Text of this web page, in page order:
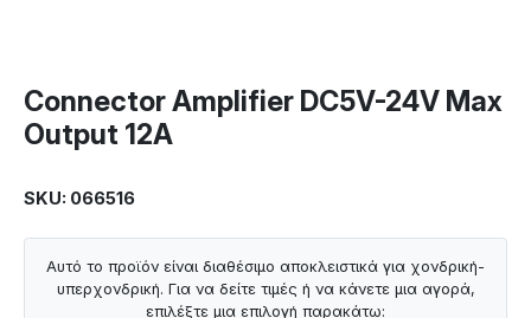
Connector Amplifier DC5V-24V Max
Output 12A
SKU: 066516
Αυτό το προϊόν είναι διαθέσιμο αποκλειστικά για χονδρική-
υπερχονδρική. Για να δείτε τιμές ή να κάνετε μια αγορά,
επιλέξτε μια επιλογή παρακάτω: